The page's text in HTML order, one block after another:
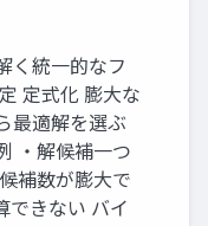
く統一的なフ
定式化 膨大な
最適解を選ぶ
・解候補一つ
補数が膨大で
できない バイ